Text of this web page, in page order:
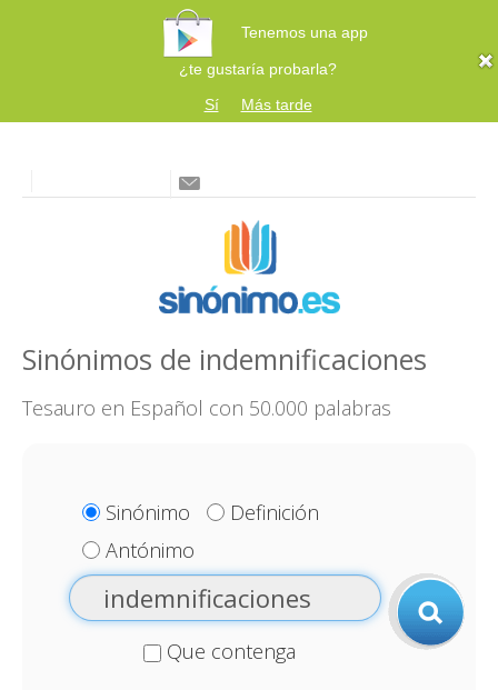
Tenemos una app
¿te gustaría probarla?
Sí
Más tarde
Sinónimos de indemnificaciones
Tesauro en Español con 50.000 palabras
Sinónimo
Definición
Antónimo
Que contenga